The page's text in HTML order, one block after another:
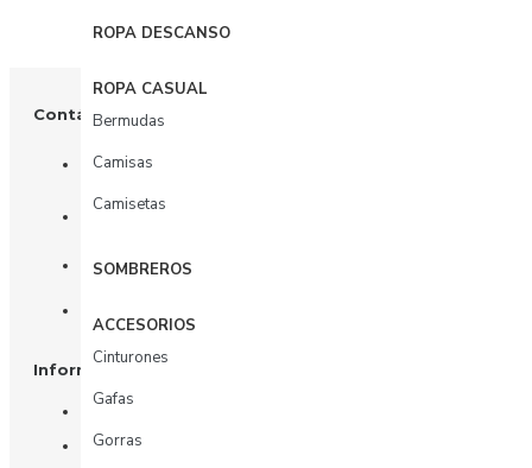
ROPA DESCANSO
ROPA CASUAL
Bermudas
Camisas
Camisetas
SOMBREROS
ACCESORIOS
Cinturones
Gafas
Gorras
Contáctenos
+57 3003156617
Oficina: Calle 81 # 11 - 31 piso 4
Información
Información de Envío